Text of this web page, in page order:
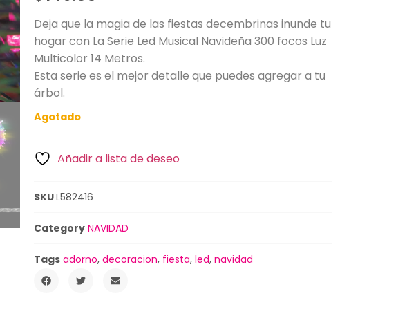
Deja que la magia de las fiestas decembrinas inunde tu
hogar con La Serie Led Musical Navideña 300 focos Luz
Multicolor 14 Metros.
Esta serie es el mejor detalle que puedes agregar a tu
árbol.
Agotado
Añadir a lista de deseo
SKUL582416
Category NAVIDAD
Tags adorno,decoracion, fiesta,led,navidad